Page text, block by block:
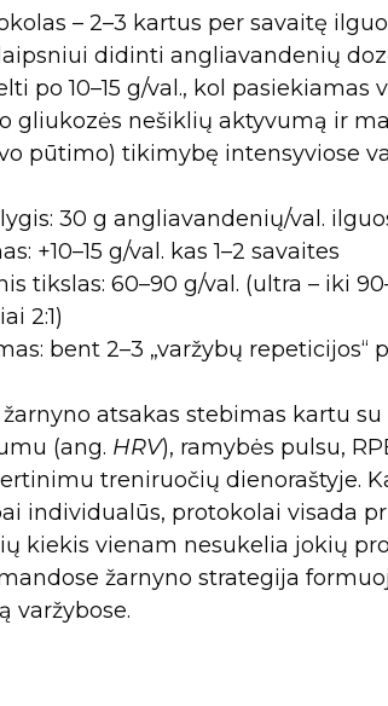
– 2–3 kartus per savaitę
didinti angliavandenių
po 10–15 g/val., kol
gliukozės nešiklių aktyvumą ir
pūtimo) tikimybę intensyviose
30 g angliavandenių/val.
+10–15 g/val. kas 1–2 savaites
tikslas: 60–90 g/val. (ultra – iki
2:1)
bent 2–3 „varžybų
atsakas stebimas kartu
(ang. HRV), ramybės pulsu,
treniruočių dienoraštyje.
individualūs, protokolai visada
kiekis vienam nesukelia jokių
žarnyno strategija
varžybose.